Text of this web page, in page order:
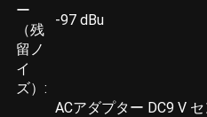
ー
（残
留ノ
イ
ズ）:
-97 dBu
ACアダプター DC9 V